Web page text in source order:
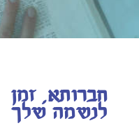
חברותא, זמן
לנשמה שלך